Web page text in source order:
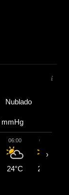
Nublado
mmHg
06:00
24°C
07:00
24°C
›